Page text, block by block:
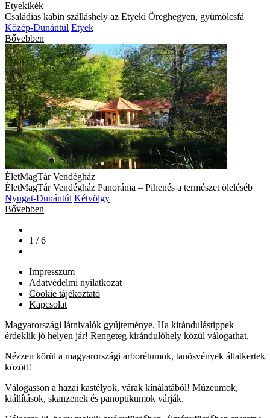
Etyekikék
Családias kabin szálláshely az Etyeki Öreghegyen, gyümölcsfá
Közép-Dunántúl Etyek
Bővebben
ÉletMagTár Vendégház
ÉletMagTár Vendégház Panoráma – Pihenés a természet öleléséb
Nyugat-Dunántúl Kétvölgy
Bővebben
1 / 6
Impresszum
Adatvédelmi nyilatkozat
Cookie tájékoztató
Kapcsolat
Magyarországi látnivalók gyűjteménye. Ha kirándulástippek
érdeklik jó helyen jár! Rengeteg kirándulóhely közül válogathat.
Nézzen körül a magyarországi arborétumok, tanösvények állatkertek
között!
Válogasson a hazai kastélyok, várak kínálatából! Múzeumok,
kiállítások, skanzenek és panoptikumok várják.